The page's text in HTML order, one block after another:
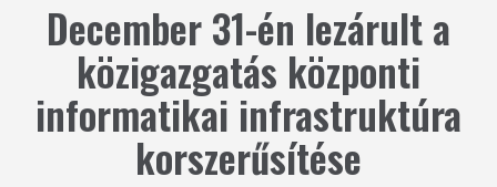
December 31-én lezárult a
közigazgatás központi
informatikai infrastruktúra
korszerűsítése